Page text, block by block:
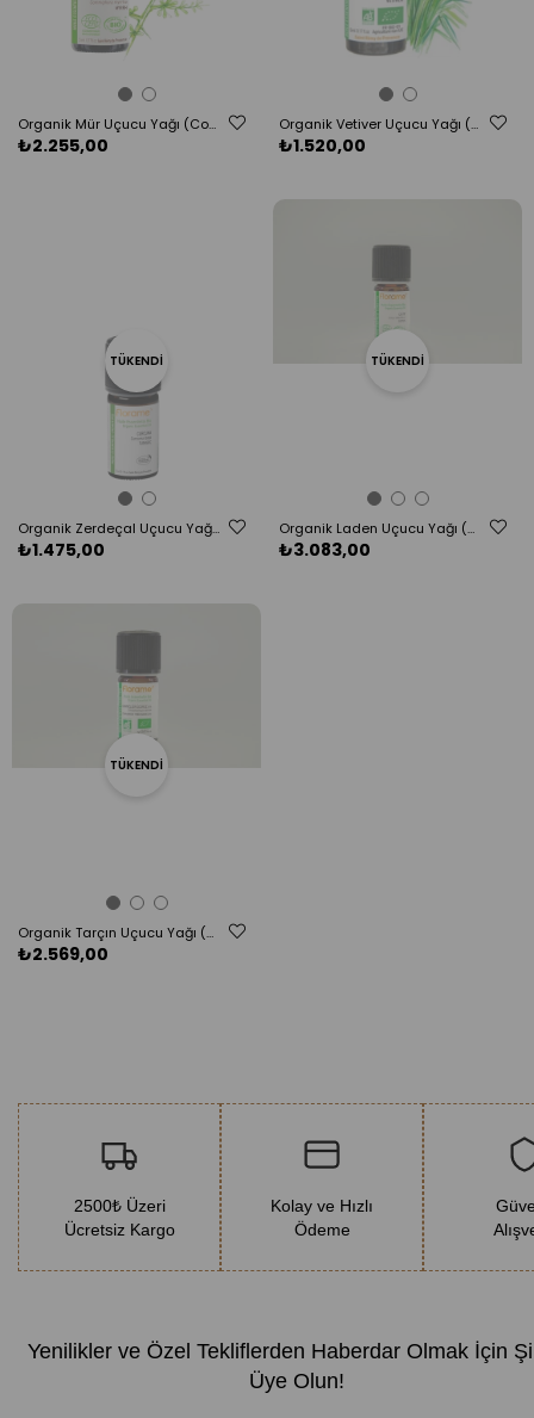
Organik Mür Uçucu Yağı (Commiphora myrrha) -5 ml
₺2.255,00
Organik Vetiver Uçucu Yağı (Vetiveria zizanoides) - 5 ml
₺1.520,00
TÜKENDI
Organik Zerdeçal Uçucu Yağı (Curcuma longa) - 5 ml
₺1.475,00
TÜKENDI
Organik Laden Uçucu Yağı (Cistus ladaniferus)-5 ml
₺3.083,00
TÜKENDI
Organik Tarçın Uçucu Yağı (Cinnamomum verum) - 5 ml
₺2.569,00
2500₺ Üzeri
Ücretsiz Kargo
Kolay ve Hızlı
Ödeme
Yenilikler ve Özel Tekliflerden Haberdar Olmak İçin
Üye Olun!